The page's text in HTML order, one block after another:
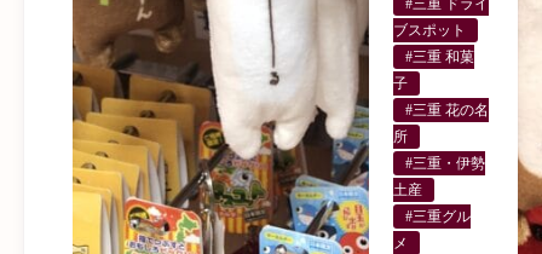
ブスポット
#三重 和菓
子
#三重 花の名
所
#三重・伊勢
土産
#三重グル
メ